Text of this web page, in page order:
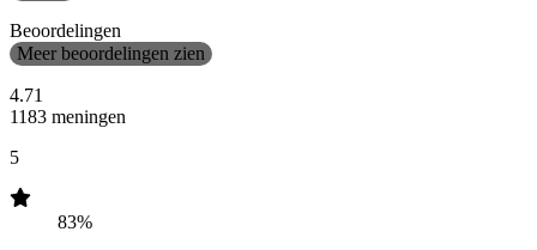
Beoordelingen
Meer beoordelingen zien
4.71
1183 meningen
5
83%